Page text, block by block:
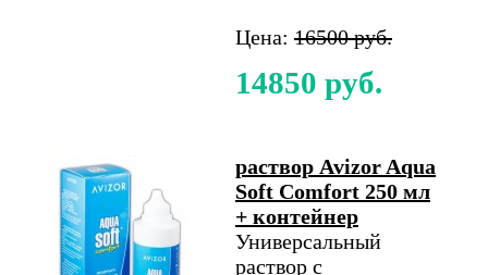
Цена: 16500 руб.
14850 руб.
раствор Avizor Aqua
Soft Comfort 250 мл
+ контейнер
Универсальный
раствор с